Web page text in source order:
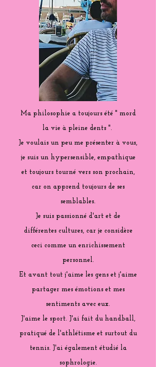
Ma philosophie a toujours été " mord
la vie à pleine dents ".
Je voulais un peu me présenter à vous,
je suis un hypersensible, empathique
et toujours tourné vers son prochain,
car on apprend toujours de ses
semblables.
Je suis passionné d'art et de
différentes cultures, car je considère
ceci comme un enrichissement
personnel.
Et avant tout j'aime les gens et j'aime
partager mes émotions et mes
sentiments avec eux.
J'aime le sport. J'ai fait du handball,
pratiqué de l'athlétisme et surtout du
tennis. J'ai également étudié la
sophrologie.